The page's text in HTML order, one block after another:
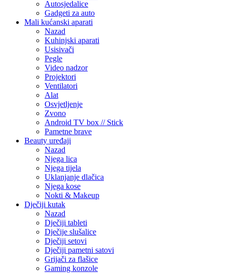
Autosjedalice
Gadgeti za auto
Mali kućanski aparati
Nazad
Kuhinjski aparati
Usisivači
Pegle
Video nadzor
Projektori
Ventilatori
Alat
Osvjetljenje
Zvono
Android TV box // Stick
Pametne brave
Beauty uređaji
Nazad
Njega lica
Njega tijela
Uklanjanje dlačica
Njega kose
Nokti & Makeup
Dječiji kutak
Nazad
Dječiji tableti
Dječije slušalice
Dječiji setovi
Dječiji pametni satovi
Grijači za flašice
Gaming konzole